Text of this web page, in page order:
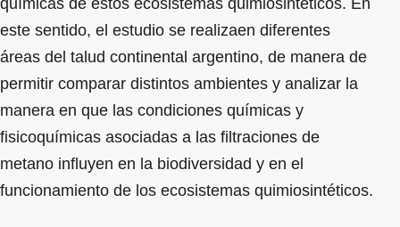
químicas de estos ecosistemas quimiosintéticos. En
este sentido, el estudio se realizaen diferentes
áreas del talud continental argentino, de manera de
permitir comparar distintos ambientes y analizar la
manera en que las condiciones químicas y
fisicoquímicas asociadas a las filtraciones de
metano influyen en la biodiversidad y en el
funcionamiento de los ecosistemas quimiosintéticos.